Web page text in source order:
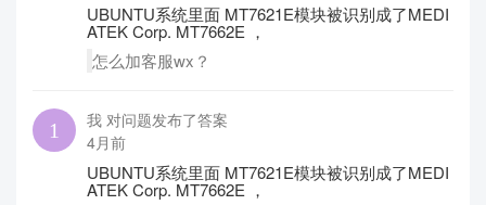
UBUNTU系统里面 MT7621E模块被识别成了MEDI
ATEK Corp. MT7662E ，
怎么加客服wx？
我 对问题发布了答案
4月前
UBUNTU系统里面 MT7621E模块被识别成了MEDI
ATEK Corp. MT7662E ，